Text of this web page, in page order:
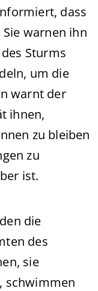
dass
warnen ihn
Sturms
um die
warnt der
ihnen,
zu bleiben
zu
ist.
die
des
sie
schwimmen